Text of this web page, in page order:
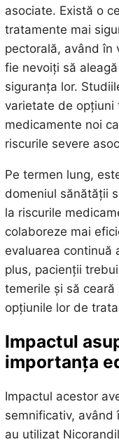
asociate. Există o
tratamente mai
pectorală, având în
fie nevoiți să
siguranța lor.
varietate de opțiuni
medicamente noi
riscurile severe
Pe termen lung,
domeniul sănătății
la riscurile
colaboreze mai
evaluarea continuă
plus, pacienții
temerile și să
opțiunile lor de
Impactul
importanța
Impactul acestor
semnificativ, având
au utilizat